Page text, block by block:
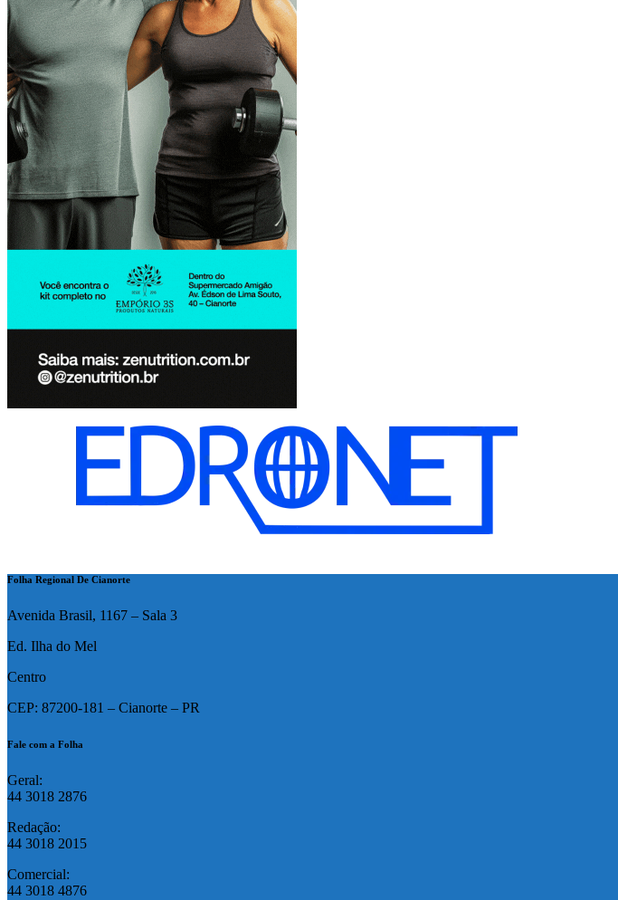
Folha Regional De Cianorte
Avenida Brasil, 1167 – Sala 3
Ed. Ilha do Mel
Centro
CEP: 87200-181 – Cianorte – PR
Fale com a Folha
Geral:
44 3018 2876
Redação:
44 3018 2015
Comercial:
44 3018 4876